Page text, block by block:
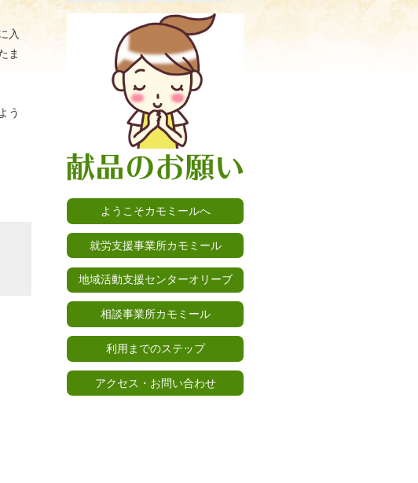
入
ま
う
ようこそカモミールへ
就労支援事業所カモミール
地域活動支援センターオリーブ
相談事業所カモミール
利用までのステップ
アクセス・お問い合わせ